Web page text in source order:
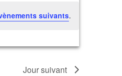
suivants.
Jour suivant